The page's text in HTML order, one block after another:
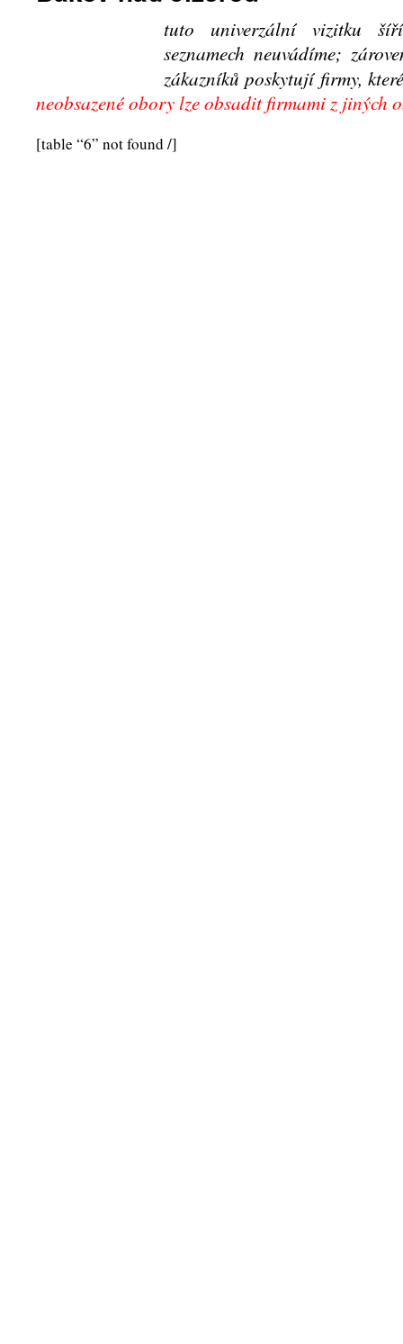
tuto univerzální vizitku
seznamech neuvádíme;
zákazníků poskytují firmy,
neobsazené obory lze obsadit firmami z jiných
[table “6” not found /]